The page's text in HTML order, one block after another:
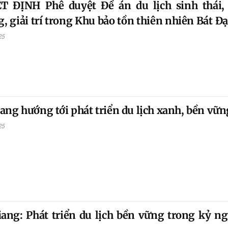
ĐỊNH Phê duyệt Đề án du lịch sinh
giải trí trong Khu bảo tồn thiên nhiên Bát
2024 - 2
hướng tới phát triển du lịch xanh, bền
Phát triển du lịch bền vững trong kỷ